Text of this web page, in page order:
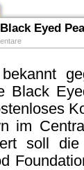
Eyed
Black
im
soll